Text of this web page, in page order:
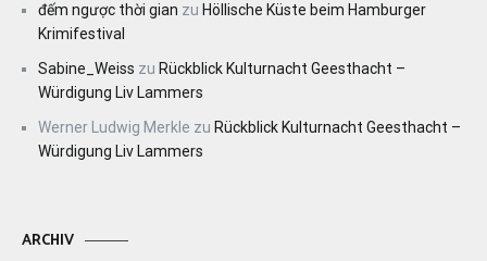
đếm ngược thời gian zu Höllische Küste beim Hamburger
Krimifestival
Sabine_Weiss zu Rückblick Kulturnacht Geesthacht –
Würdigung Liv Lammers
Werner Ludwig Merkle zu Rückblick Kulturnacht Geesthacht –
Würdigung Liv Lammers
ARCHIV